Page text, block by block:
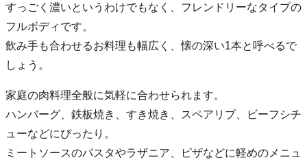
すっごく濃いというわけでもなく、フレンドリーなタイプの
フルボディです。
飲み手も合わせるお料理も幅広く、懐の深い1本と呼べるで
しょう。
家庭の肉料理全般に気軽に合わせられます。
ハンバーグ、鉄板焼き、すき焼き、スペアリブ、ビーフシチ
ューなどにぴったり。
ミートソースのパスタやラザニア、ピザなどに軽めのメニュ